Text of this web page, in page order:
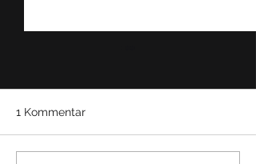
1 Kommentar